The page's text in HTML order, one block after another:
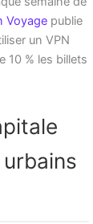
Voyagepublie
un VPN
10 % les billets